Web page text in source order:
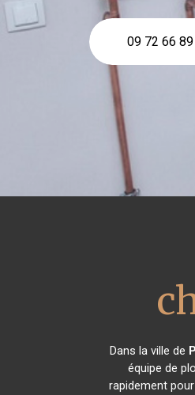
09 72 66
Dans la ville de
équipe de
rapidement